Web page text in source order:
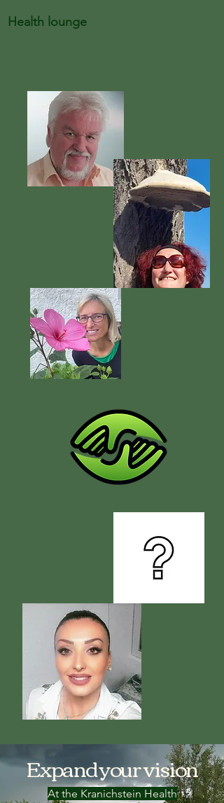
Health lounge
Expand your vision
At the Kranichstein Health